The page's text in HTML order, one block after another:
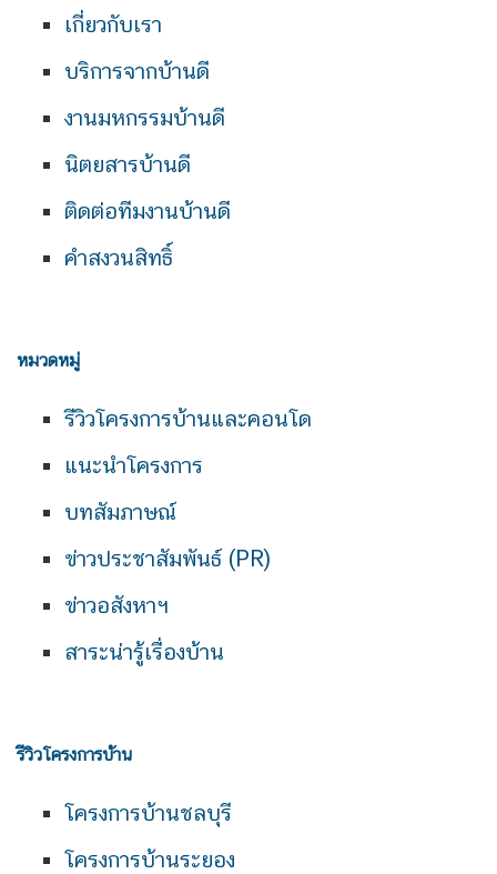
เกี่ยวกับเรา
บริการจากบ้านดี
งานมหกรรมบ้านดี
นิตยสารบ้านดี
ติดต่อทีมงานบ้านดี
คำสงวนสิทธิ์
หมวดหมู่
รีวิวโครงการบ้านและคอนโด
แนะนำโครงการ
บทสัมภาษณ์
ข่าวประชาสัมพันธ์ (PR)
ข่าวอสังหาฯ
สาระน่ารู้เรื่องบ้าน
รีวิวโครงการบ้าน
โครงการบ้านชลบุรี
โครงการบ้านระยอง